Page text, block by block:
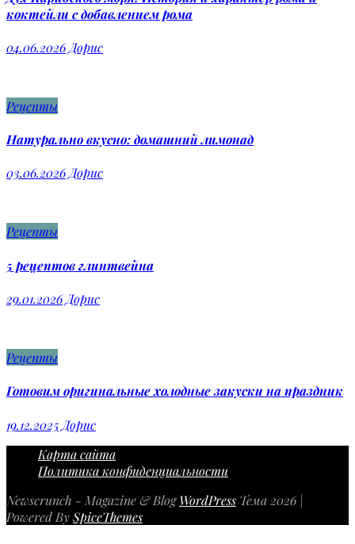
коктейли с добавлением рома
04.06.2026 Дорис
Рецепты
Натурально вкусно: домашний лимонад
03.06.2026Дорис
Рецепты
5 рецептов глинтвейна
29.01.2026 Дорис
Рецепты
Готовим оригинальные холодные закуски на праздник
19.12.2025 Дорис
Карта сайта
Политика конфиденциальности
Newscrunch - Magazine & BlogWordPress Тема 2026 |
Powered BySpiceThemes